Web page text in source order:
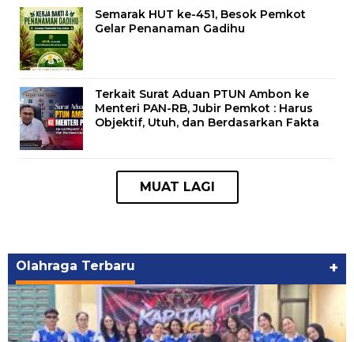
Semarak HUT ke-451, Besok Pemkot
Gelar Penanaman Gadihu
Terkait Surat Aduan PTUN Ambon ke
Menteri PAN-RB, Jubir Pemkot : Harus
Objektif, Utuh, dan Berdasarkan Fakta
Olahraga Terbaru +